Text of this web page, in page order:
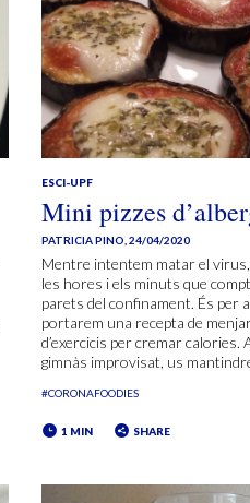
ESCI-UPF
Mini pizzes
PATRICIA PINO 24/04/2020
Mentre intentem matar el
les hores i els minuts que
parets del confinament. És per
portarem una recepta de
d’exercicis per cremar calories.
gimnàs improvisat, us
#CORONAFOODIES
1 MIN SHARE